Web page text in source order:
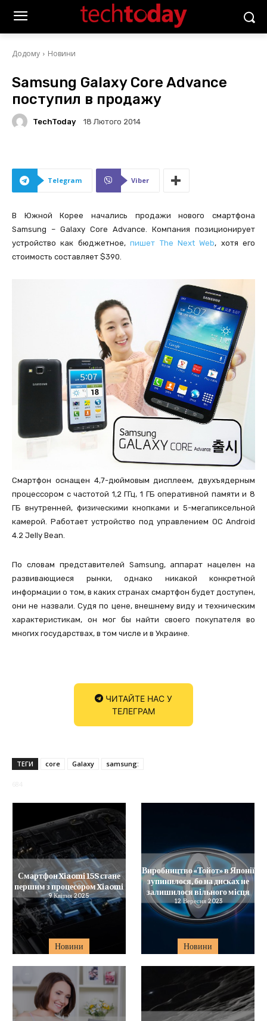
Додому Новини
Samsung Galaxy Core Advancе
поступил в продажу
TechToday 18 Лютого 2014
Telegram Viber
В Южной Корее начались продажи нового смартфона
Samsung – Galaxy Core Advancе. Компания позиционирует
устройство как бюджетное,пишет The Next Web, хотя его
стоимость составляет $390.
Смартфон оснащен 4,7-дюймовым дисплеем, двухъядерным
процессором с частотой 1,2 ГГц, 1 ГБ оперативной памяти и 8
ГБ внутренней, физическими кнопками и 5-мегапиксельной
камерой. Работает устройство под управлением ОС Android
4.2 Jelly Bean.
По словам представителей Samsung, аппарат нацелен на
развивающиеся рынки, однако никакой конкретной
информации о том, в каких странах смартфон будет доступен,
они не назвали. Судя по цене, внешнему виду и техническим
характеристикам, он мог бы найти своего покупателя во
многих государствах, в том числе и в Украине.
ЧИТАЙТЕ НАС У
ТЕЛЕГРАМ
ТЕГИ core Galaxy samsung:
Новини
Смартфон Xiaomi 15S стане
першим з процесором Xiaomi
9 Квітня 2025
Новини
Виробництво «Тойот» в Японії
зупинилося, бо на дисках не
залишилося вільного місця
12 Вересня 2023